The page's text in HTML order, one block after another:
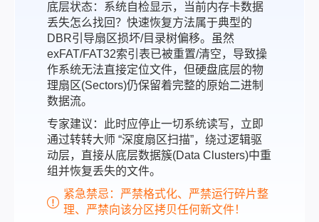
底层状态：系统自检显示，当前内存卡数据
丢失怎么找回？快速恢复方法属于典型的
DBR引导扇区损坏/目录树偏移。虽然
exFAT/FAT32索引表已被重置/清空，导致操
作系统无法直接定位文件，但硬盘底层的物
理扇区(Sectors)仍保留着完整的原始二进制
数据流。
专家建议：此时应停止一切系统读写，立即
通过转转大师 “深度扇区扫描”，绕过逻辑驱
动层，直接从底层数据簇(Data Clusters)中重
组并恢复丢失的文件。
紧急禁忌：严禁格式化、严禁运行碎片整
理、严禁向该分区拷贝任何新文件！